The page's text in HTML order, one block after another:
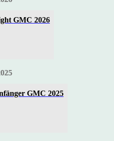
GMC 2026
GMC 2025